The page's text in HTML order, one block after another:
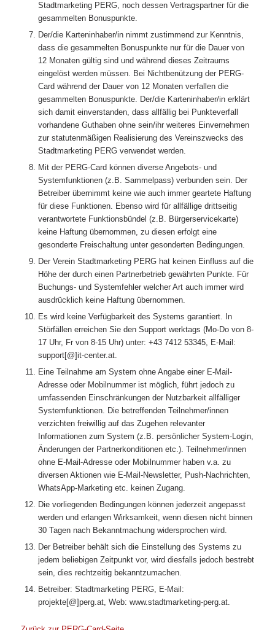
Stadtmarketing PERG, noch dessen Vertragspartner für die
gesammelten Bonuspunkte.
Der/die Karteninhaber/in nimmt zustimmend zur Kenntnis,
dass die gesammelten Bonuspunkte nur für die Dauer von
12 Monaten gültig sind und während dieses Zeitraums
eingelöst werden müssen. Bei Nichtbenützung der PERG-
Card während der Dauer von 12 Monaten verfallen die
gesammelten Bonuspunkte. Der/die Karteninhaber/in erklärt
sich damit einverstanden, dass allfällig bei Punkteverfall
vorhandene Guthaben ohne sein/ihr weiteres Einvernehmen
zur statutenmäßigen Realisierung des Vereinszwecks des
Stadtmarketing PERG verwendet werden.
Mit der PERG-Card können diverse Angebots- und
Systemfunktionen (z.B. Sammelpass) verbunden sein. Der
Betreiber übernimmt keine wie auch immer geartete Haftung
für diese Funktionen. Ebenso wird für allfällige drittseitig
verantwortete Funktionsbündel (z.B. Bürgerservicekarte)
keine Haftung übernommen, zu diesen erfolgt eine
gesonderte Freischaltung unter gesonderten Bedingungen.
Der Verein Stadtmarketing PERG hat keinen Einfluss auf die
Höhe der durch einen Partnerbetrieb gewährten Punkte. Für
Buchungs- und Systemfehler welcher Art auch immer wird
ausdrücklich keine Haftung übernommen.
Es wird keine Verfügbarkeit des Systems garantiert. In
Störfällen erreichen Sie den Support werktags (Mo-Do von 8-
17 Uhr, Fr von 8-15 Uhr) unter: +43 7412 53345, E-Mail:
support[@]it-center.at.
Eine Teilnahme am System ohne Angabe einer E-Mail-
Adresse oder Mobilnummer ist möglich, führt jedoch zu
umfassenden Einschränkungen der Nutzbarkeit allfälliger
Systemfunktionen. Die betreffenden Teilnehmer/innen
verzichten freiwillig auf das Zugehen relevanter
Informationen zum System (z.B. persönlicher System-Login,
Änderungen der Partnerkonditionen etc.). Teilnehmer/innen
ohne E-Mail-Adresse oder Mobilnummer haben v.a. zu
diversen Aktionen wie E-Mail-Newsletter, Push-Nachrichten,
WhatsApp-Marketing etc. keinen Zugang.
Die vorliegenden Bedingungen können jederzeit angepasst
werden und erlangen Wirksamkeit, wenn diesen nicht binnen
30 Tagen nach Bekanntmachung widersprochen wird.
Der Betreiber behält sich die Einstellung des Systems zu
jedem beliebigen Zeitpunkt vor, wird diesfalls jedoch bestrebt
sein, dies rechtzeitig bekanntzumachen.
Betreiber: Stadtmarketing PERG, E-Mail:
projekte[@]perg.at, Web: www.stadtmarketing-perg.at.